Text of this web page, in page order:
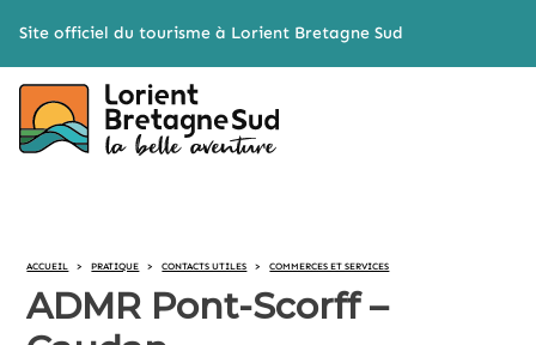
Site officiel du tourisme à Lorient Bretagne Sud
ACCUEIL > PRATIQUE > CONTACTS UTILES > COMMERCES ET SERVICES
ADMR Pont-Scorff –